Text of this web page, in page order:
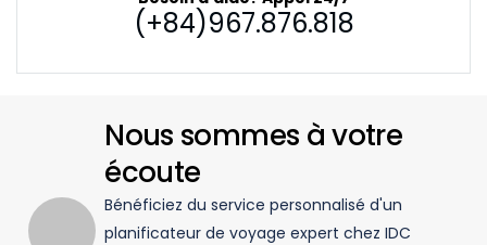
(+84)967.876.818
Nous sommes à votre
écoute
Bénéficiez du service personnalisé d'un
planificateur de voyage expert chez IDC